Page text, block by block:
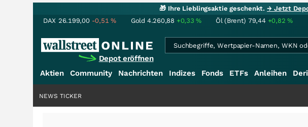
🎁 Ihre Lieblingsaktie geschenkt.→ Jetzt
DAX 26.199,00 -0,51% Gold 4.260,88 +0,33% Öl (Brent) 79,44 +0,82%
Depot eröffnen
Aktien Community Nachrichten Indizes Fonds ETFs Anleihen
NEWS TICKER